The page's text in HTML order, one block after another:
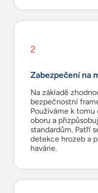
2
Zabezpečení na
Na základě
bezpečnostní
Používáme k
oboru a
standardům. Patří
detekce hrozeb a
havárie.